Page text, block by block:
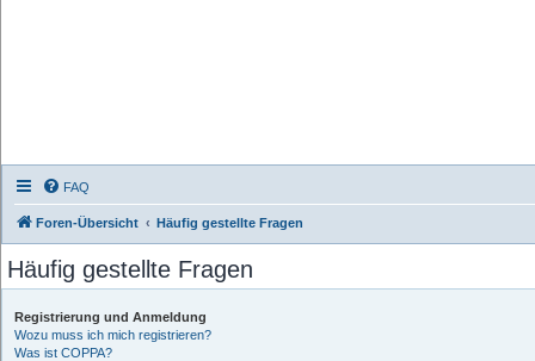
FAQ
Foren-Übersicht Häufig gestellte Fragen
Häufig gestellte Fragen
Registrierung und Anmeldung
Wozu muss ich mich registrieren?
Was ist COPPA?